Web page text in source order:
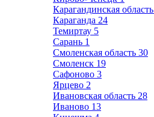
Карагандинская область
Караганда 24
Темиртау 5
Сарань 1
Смоленская область 30
Смоленск 19
Сафоново 3
Ярцево 2
Ивановская область 28
Иваново 13